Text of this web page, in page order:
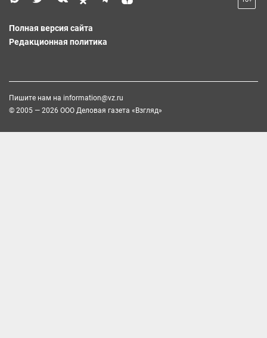
Полная версия сайта
Редакционная политика
Пишите нам на information@vz.ru
© 2005 — 2026 ООО Деловая газета «Взгляд»